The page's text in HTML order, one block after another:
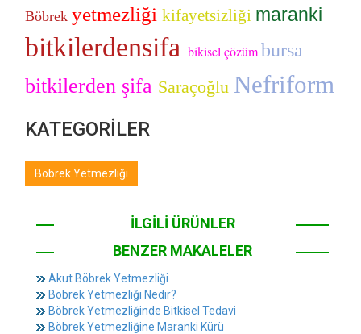
Böbrek yetmezliği kifayetsizliği maranki
bitkilerdensifa bikisel çözümbursa
bitkilerden şifa Saraçoğlu Nefriform
KATEGORİLER
Böbrek Yetmezliği
İLGİLİ ÜRÜNLER
BENZER MAKALELER
Akut Böbrek Yetmezliği
Böbrek Yetmezliği Nedir?
Böbrek Yetmezliğinde Bitkisel Tedavi
Böbrek Yetmezliğine Maranki Kürü